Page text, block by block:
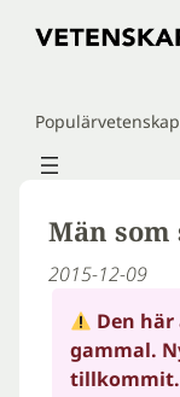
Hoppa
Män
2015-12-09
Den
gammal.
tillkommit.